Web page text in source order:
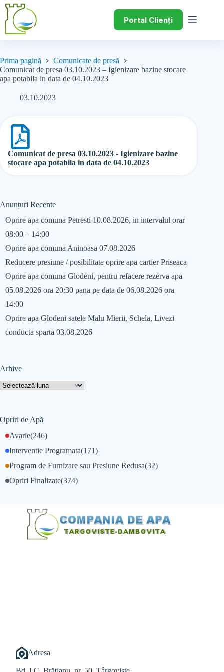
Portal Clienți
Prima pagină
Comunicate de presă
Comunicat de presa 03.10.2023 – Igienizare bazine stocare
apa potabila in data de 04.10.2023
03.10.2023
Comunicat de presa 03.10.2023 - Igienizare bazine
stocare apa potabila in data de 04.10.2023
Anunțuri Recente
Oprire apa comuna Petresti 10.08.2026, in intervalul orar
08:00 – 14:00
Oprire apa comuna Aninoasa 07.08.2026
Reducere presiune / posibilitate oprire apa cartier Priseaca
Oprire apa comuna Glodeni, pentru refacere rezerva apa
05.08.2026 ora 20:30 pana pe data de 06.08.2026 ora
14:00
Oprire apa Glodeni satele Malu Mierii, Schela, Livezi
conducta sparta 03.08.2026
Arhive
Opriri de Apă
Avarie(246)
Interventie Programata(171)
Opriri Finalizate(374)
Program de Furnizare sau Presiune Redusa(32)
Adresa